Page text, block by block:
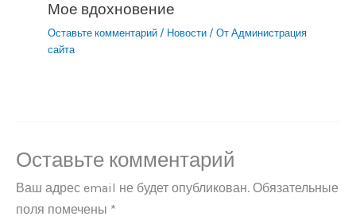
Мое вдохновение
Оставьте комментарий / Новости / От Администрация
сайта
Оставьте комментарий
Ваш адрес email не будет опубликован. Обязательные
поля помечены *